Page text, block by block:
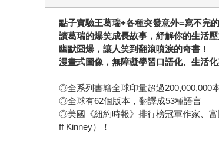
點子實驗王葛瑞+各種突發意外=寫不完的
讀葛瑞的爆笑成長故事，紓解你的生活壓
幽默囧爆，讓人笑到翻滾噴淚的奇書！
漫畫式圖像，無障礙學習口語化、生活化
◎全系列書籍全球印量超過200,000,000
◎全球有62個版本，翻譯成53種語言
◎美國《紐約時報》排行榜冠軍作家、
ff Kinney）！